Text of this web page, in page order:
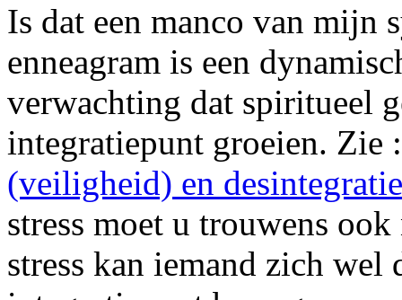
Is dat een manco van mijn
enneagram is een
verwachting dat spiritueel
integratiepunt groeien. Zie
(veiligheid) en
stress moet u trouwens
stress kan iemand zich